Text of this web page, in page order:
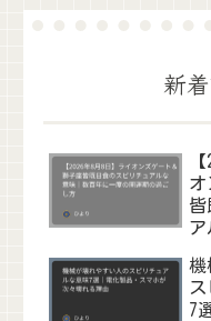
新
オ
皆
ア
方
機
7